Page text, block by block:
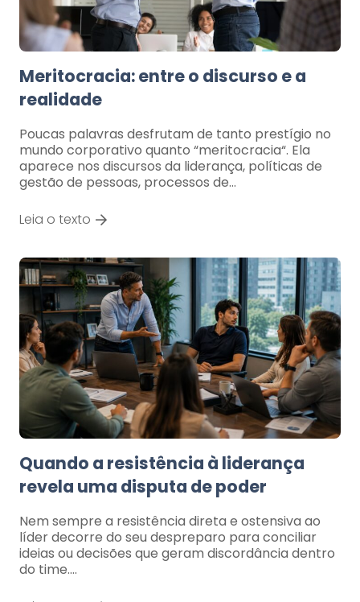
Meritocracia: entre o discurso e a
realidade
Poucas palavras desfrutam de tanto prestígio no
mundo corporativo quanto “meritocracia“. Ela
aparece nos discursos da liderança, políticas de
gestão de pessoas, processos de…
Leia o texto
Quando a resistência à liderança
revela uma disputa de poder
Nem sempre a resistência direta e ostensiva ao
líder decorre do seu despreparo para conciliar
ideias ou decisões que geram discordância dentro
do time.…